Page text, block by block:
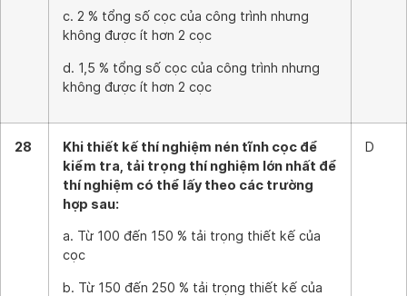
c. 2 % tổng số cọc của công trình nhưng
không được ít hơn 2 cọc
d. 1,5 % tổng số cọc của công trình nhưng
không được ít hơn 2 cọc
28
Khi thiết kế thí nghiệm nén tĩnh cọc để
kiểm tra, tải trọng thí nghiệm lớn nhất để
thí nghiệm có thể lấy theo các trường
hợp sau:
a. Từ 100 đến 150 % tải trọng thiết kế của
cọc
b. Từ 150 đến 250 % tải trọng thiết kế của
D